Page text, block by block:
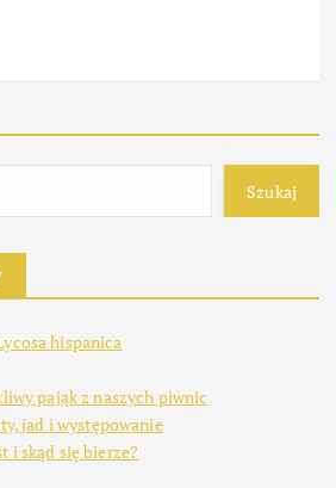
Szukaj
hispanica
pająk z naszych piwnic
jad i występowanie
i skąd się bierze?